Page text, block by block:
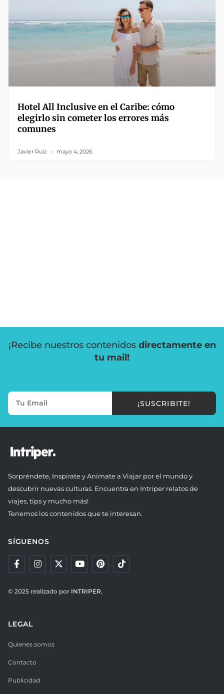
Hotel All Inclusive en el Caribe: cómo
elegirlo sin cometer los errores más
comunes
Javier Ruiz mayo 4, 2026
¡Recibe nuestros contenidos directamente en
tu mail!
¡SUSCRIBITE!
Sorpréndete, Inspírate y Anímate a Viajar por el mundo y
descubrir nuevas culturas. Encuentra en Intriper relatos de
viajes, tips y mucho más!
Tenemos los contenidos que te interesan.
SÍGUENOS
© 2025 realizado por INTRIPER.
LEGAL
Quienes somos
Contacto
Publicidad